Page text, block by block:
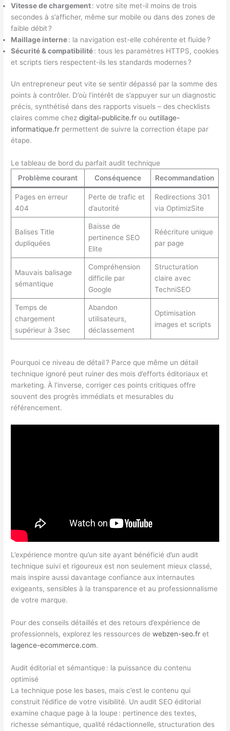
Vitesse de chargement: votre site met-il moins de trois
secondes à s’afficher, même sur mobile ou dans des zones de
faible débit ?
Maillage interne: la navigation est-elle cohérente et fluide ?
Sécurité & compatibilité: tous les paramètres HTTPS, cookies
et scripts tiers respectent-ils les standards modernes ?
Un entrepreneur peut vite se sentir dépassé par la somme des
points à contrôler. D’où l’intérêt de s’appuyer sur un diagnostic
précis, synthétisé dans des rapports visuels – des checklists
claires comme chezdigital-publicite.fr ououtillage-
informatique.fr permettent de suivre la correction étape par
étape.
Le tableau de bord du parfait audit technique
Problème courant
Conséquence Recommandation
Pages en erreur
404
Perte de trafic et
d’autorité
Redirections 301
via OptimizSite
Balises Title
dupliquées
Baisse de
pertinence SEO
Elite
Réécriture unique
par page
Mauvais balisage
sémantique
Compréhension
difficile par
Google
Structuration
claire avec
TechniSEO
Temps de
chargement
supérieur à 3sec
Abandon
utilisateurs,
déclassement
Optimisation
images et scripts
Pourquoi ce niveau de détail ? Parce que même un détail
technique ignoré peut ruiner des mois d’efforts éditoriaux et
marketing. À l’inverse, corriger ces points critiques offre
souvent des progrès immédiats et mesurables du
référencement.
L’expérience montre qu’un site ayant bénéficié d’un audit
technique suivi et rigoureux est non seulement mieux classé,
mais inspire aussi davantage confiance aux internautes
exigeants, sensibles à la transparence et au professionnalisme
de votre marque.
Pour des conseils détaillés et des retours d’expérience de
professionnels, explorez les ressources dewebzen-seo.fr et
lagence-ecommerce.com.
Audit éditorial et sémantique : la puissance du contenu
optimisé
La technique pose les bases, mais c’est le contenu qui
construit l’édifice de votre visibilité. Un audit SEO éditorial
examine chaque page à la loupe : pertinence des textes,
richesse sémantique, qualité rédactionnelle, structuration des